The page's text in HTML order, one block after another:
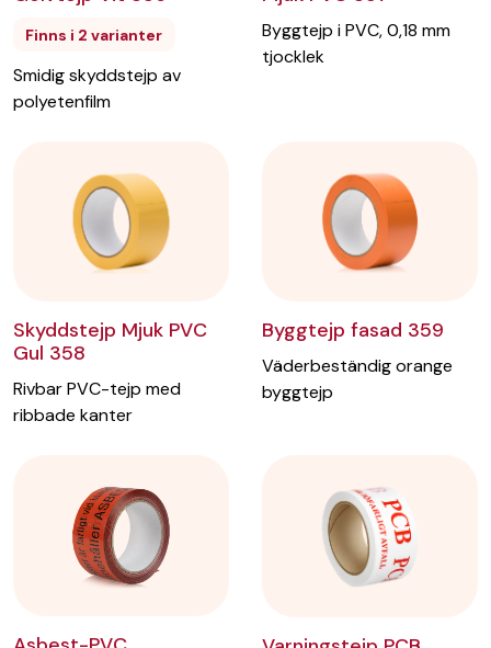
Finns i 2 varianter
Smidig skyddstejp av
polyetenfilm
Byggtejp i PVC, 0,18 mm
tjocklek
Skyddstejp Mjuk PVC
Gul 358
Rivbar PVC-tejp med
ribbade kanter
Byggtejp fasad 359
Väderbeständig orange
byggtejp